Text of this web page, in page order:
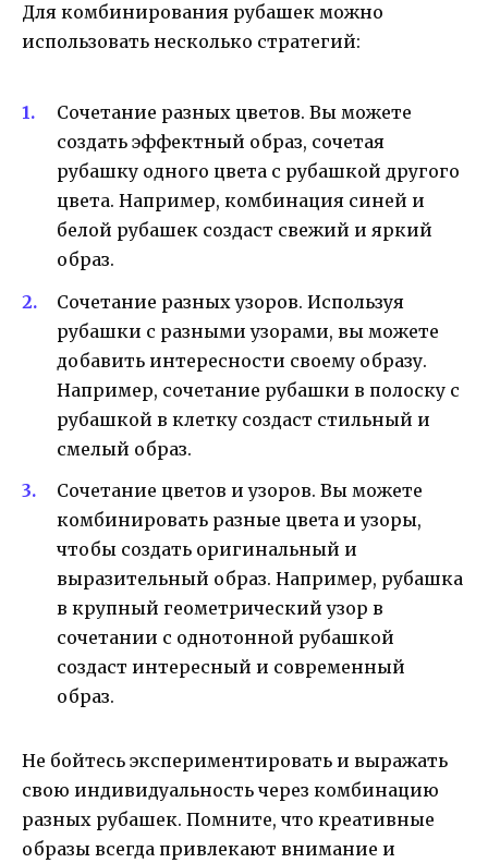
Для комбинирования рубашек можно
использовать несколько стратегий:
Сочетание разных цветов. Вы можете
создать эффектный образ, сочетая
рубашку одного цвета с рубашкой другого
цвета. Например, комбинация синей и
белой рубашек создаст свежий и яркий
образ.
Сочетание разных узоров. Используя
рубашки с разными узорами, вы можете
добавить интересности своему образу.
Например, сочетание рубашки в полоску с
рубашкой в клетку создаст стильный и
смелый образ.
Сочетание цветов и узоров. Вы можете
комбинировать разные цвета и узоры,
чтобы создать оригинальный и
выразительный образ. Например, рубашка
в крупный геометрический узор в
сочетании с однотонной рубашкой
создаст интересный и современный
образ.
Не бойтесь экспериментировать и выражать
свою индивидуальность через комбинацию
разных рубашек. Помните, что креативные
образы всегда привлекают внимание и